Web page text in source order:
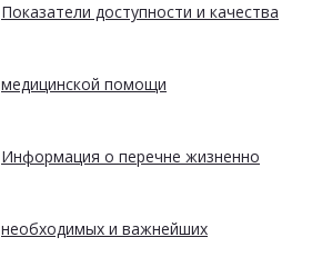
Показатели доступности и качества
медицинской помощи
Информация о перечне жизненно
необходимых и важнейших